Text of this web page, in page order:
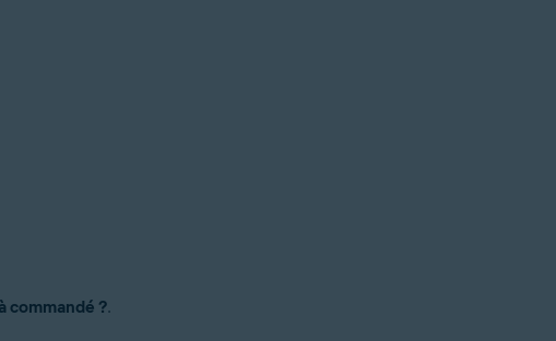
commandé ?.